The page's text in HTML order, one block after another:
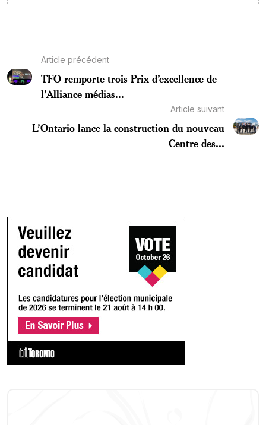
Article précédent
TFO remporte trois Prix d’excellence de
l’Alliance médias...
Article suivant
L’Ontario lance la construction du nouveau
Centre des...